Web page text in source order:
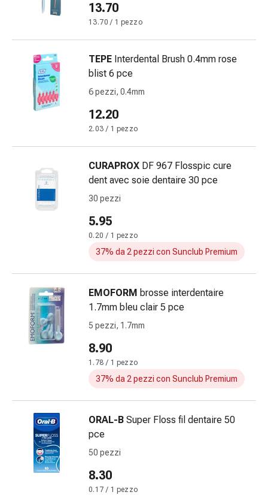
garza
Bendaggi
compressivi
Cerotti
adesivi
accessori
tubolari
Materiali
medicazione
scottature
Medicazioni
Unguenti
disinfezione
ferite
Medicazioni
spray
cutanee
adesive
13.70
13.70 / 1 pezzo
TEPE Interdental Brush 0.4mm rose
blist 6 pce
6 pezzi, 0.4mm
12.20
2.03 / 1 pezzo
CURAPROX DF 967 Flosspic cure
dent avec soie dentaire 30 pce
30 pezzi
5.95
0.20 / 1 pezzo
37% da 2 pezzi con Sunclub Premium
EMOFORM brosse interdentaire
1.7mm bleu clair 5 pce
5 pezzi, 1.7mm
8.90
1.78 / 1 pezzo
37% da 2 pezzi con Sunclub Premium
ORAL-B Super Floss fil dentaire 50
pce
50 pezzi
8.30
0.17 / 1 pezzo